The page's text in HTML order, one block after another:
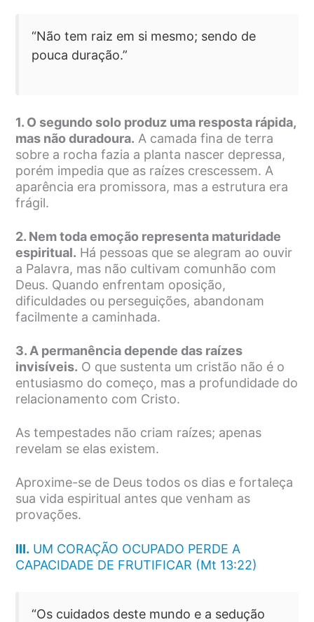
“Não tem raiz em si mesmo; sendo de
pouca duração.”
1. O segundo solo produz uma resposta rápida,
mas não duradoura. A camada fina de terra
sobre a rocha fazia a planta nascer depressa,
porém impedia que as raízes crescessem. A
aparência era promissora, mas a estrutura era
frágil.
2. Nem toda emoção representa maturidade
espiritual. Há pessoas que se alegram ao ouvir
a Palavra, mas não cultivam comunhão com
Deus. Quando enfrentam oposição,
dificuldades ou perseguições, abandonam
facilmente a caminhada.
3. A permanência depende das raízes
invisíveis. O que sustenta um cristão não é o
entusiasmo do começo, mas a profundidade do
relacionamento com Cristo.
As tempestades não criam raízes; apenas
revelam se elas existem.
Aproxime-se de Deus todos os dias e fortaleça
sua vida espiritual antes que venham as
provações.
III. UM CORAÇÃO OCUPADO PERDE A
CAPACIDADE DE FRUTIFICAR (Mt 13:22)
“Os cuidados deste mundo e a sedução